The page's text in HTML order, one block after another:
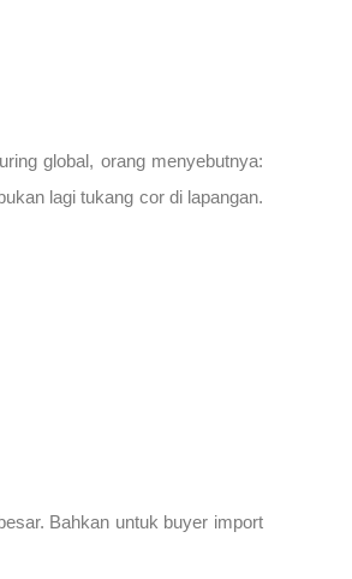
global, orang menyebutnya:
lagi tukang cor di lapangan.
Bahkan untuk buyer import